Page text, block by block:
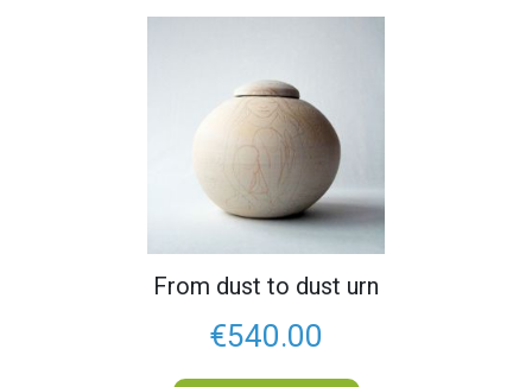
From dust to dust urn
€540.00